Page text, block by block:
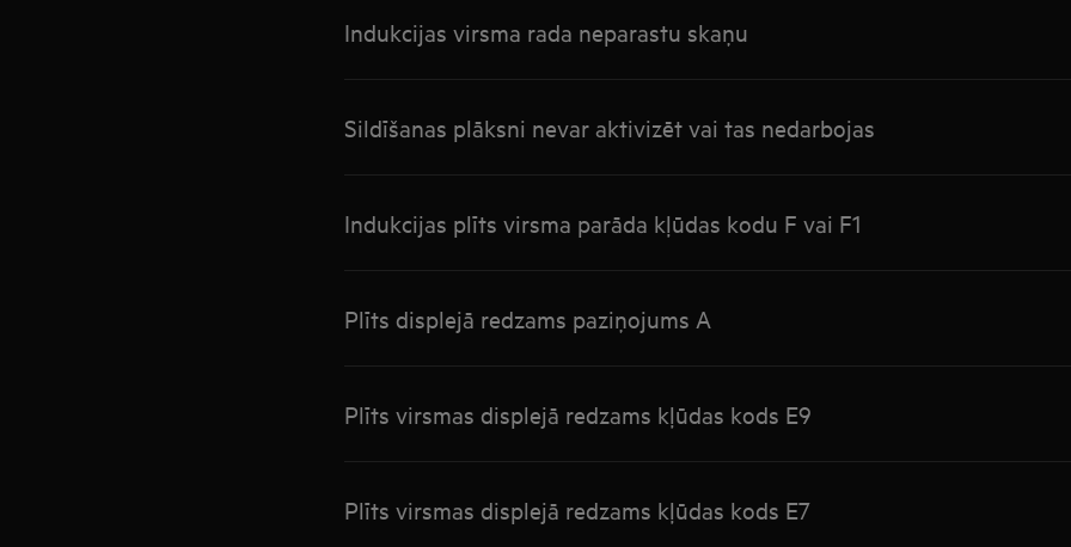
Indukcijas virsma rada neparastu skaņu
Sildīšanas plāksni nevar aktivizēt vai tas nedarbojas
Indukcijas plīts virsma parāda kļūdas kodu F vai F1
Plīts displejā redzams paziņojums A
Plīts virsmas displejā redzams kļūdas kods E9
Plīts virsmas displejā redzams kļūdas kods E7